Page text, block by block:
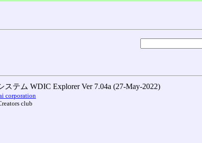
テム WDIC Explorer Ver 7.04a (27-May-2022)
corporation
club